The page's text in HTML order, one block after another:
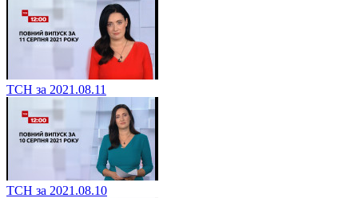
ТСН за 2021.08.11
ТСН за 2021.08.10